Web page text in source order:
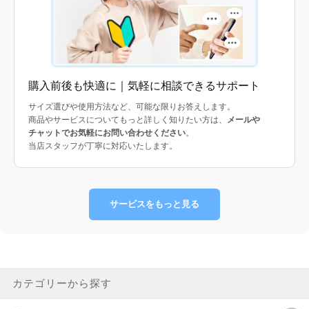
購入前後も快適に｜気軽に相談できるサポート
サイズ選びや使用方法など、可能な限りお答えします。
商品やサービスについてもっと詳しく知りたい方は、 メールや
チャットでお気軽にお問い合わせください。
当店スタッフが丁寧に対応いたします。
サービスをもっと見る
カテゴリーから探す